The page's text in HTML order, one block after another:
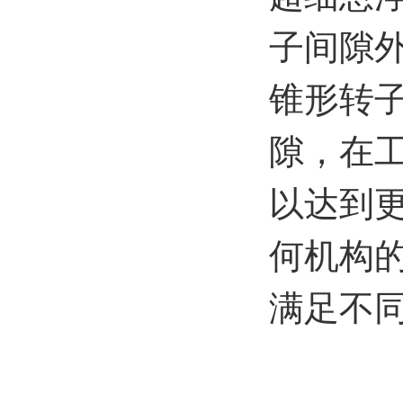
子间隙
锥形转
隙，在
以达到
何机构
满足不